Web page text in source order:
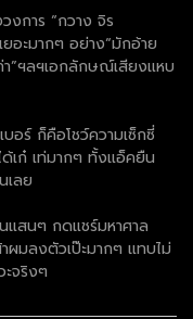
การ “กวาง จิร
อะมากๆ อย่าง“มักอ้าย
า”ฯลฯเอกลักษณ์เสียงแหบ
อร์ ก็คือโชว์ความเซ็กซี่
ด้เก๋ เท่มากๆ ทั้งแอ็คยืน
เลย
แสนๆ กดแชร์มหาศาล
ผมลงตัวเป๊ะมากๆ แทบไม่
จริงๆ